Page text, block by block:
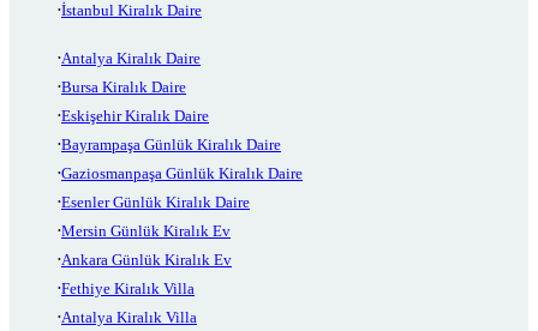
İstanbul Kiralık Daire
Antalya Kiralık Daire
Bursa Kiralık Daire
Eskişehir Kiralık Daire
Bayrampaşa Günlük Kiralık Daire
Gaziosmanpaşa Günlük Kiralık Daire
Esenler Günlük Kiralık Daire
Mersin Günlük Kiralık Ev
Ankara Günlük Kiralık Ev
Fethiye Kiralık Villa
Antalya Kiralık Villa